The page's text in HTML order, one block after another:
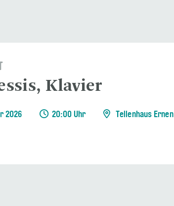
Klavier
2026 20:00 Uhr Tellenhaus Ernen